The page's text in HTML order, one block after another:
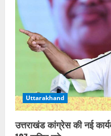
Uttarakhand
उत्तराखंड कांग्रेस की नई